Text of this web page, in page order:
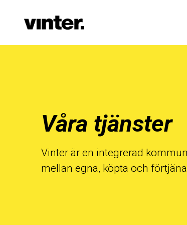
Våra tjänster
Vinter är en integrerad
mellan egna, köpta och